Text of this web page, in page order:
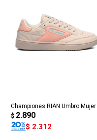
Championes RIAN Umbro Mujer
$ 2.890
$ 2.312